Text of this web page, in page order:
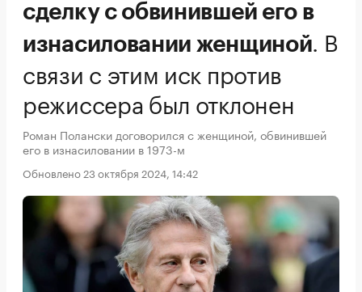
сделку с обвинившей его в
изнасиловании женщиной. В
связи с этим иск против
режиссера был отклонен
Роман Полански договорился с женщиной, обвинившей
его в изнасиловании в 1973-м
Обновлено 23 октября 2024, 14:42